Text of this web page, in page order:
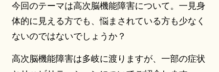
今回のテーマは高次脳機能障害について。一見身
体的に見える方でも、悩まされている方も少なく
ないのではないでしょうか？
高次脳機能障害は多岐に渡りますが、一部の症状